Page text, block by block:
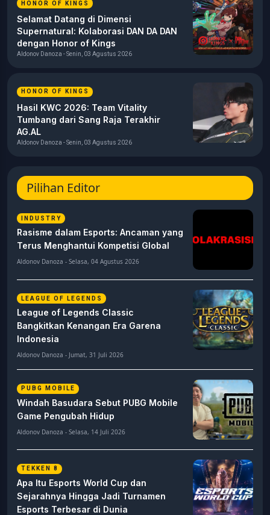
HONOR OF KINGS
Selamat Datang di Dimensi
Supernatural: Kolaborasi DAN DA DAN
dengan Honor of Kings
Aldonov Danoza - Senin, 03 Agustus 2026
HONOR OF KINGS
Hasil KWC 2026: Team Vitality
Tumbang dari Sang Raja Terakhir
AG.AL
Aldonov Danoza - Senin, 03 Agustus 2026
Pilihan Editor
INDUSTRY
Rasisme dalam Esports: Ancaman yang
Terus Menghantui Kompetisi Global
Aldonov Danoza - Selasa, 04 Agustus 2026
LEAGUE OF LEGENDS
League of Legends Classic
Bangkitkan Kenangan Era Garena
Indonesia
Aldonov Danoza - Jumat, 31 Juli 2026
PUBG MOBILE
Windah Basudara Sebut PUBG Mobile
Game Pengubah Hidup
Aldonov Danoza - Selasa, 14 Juli 2026
TEKKEN 8
Apa Itu Esports World Cup dan
Sejarahnya Hingga Jadi Turnamen
Esports Terbesar di Dunia